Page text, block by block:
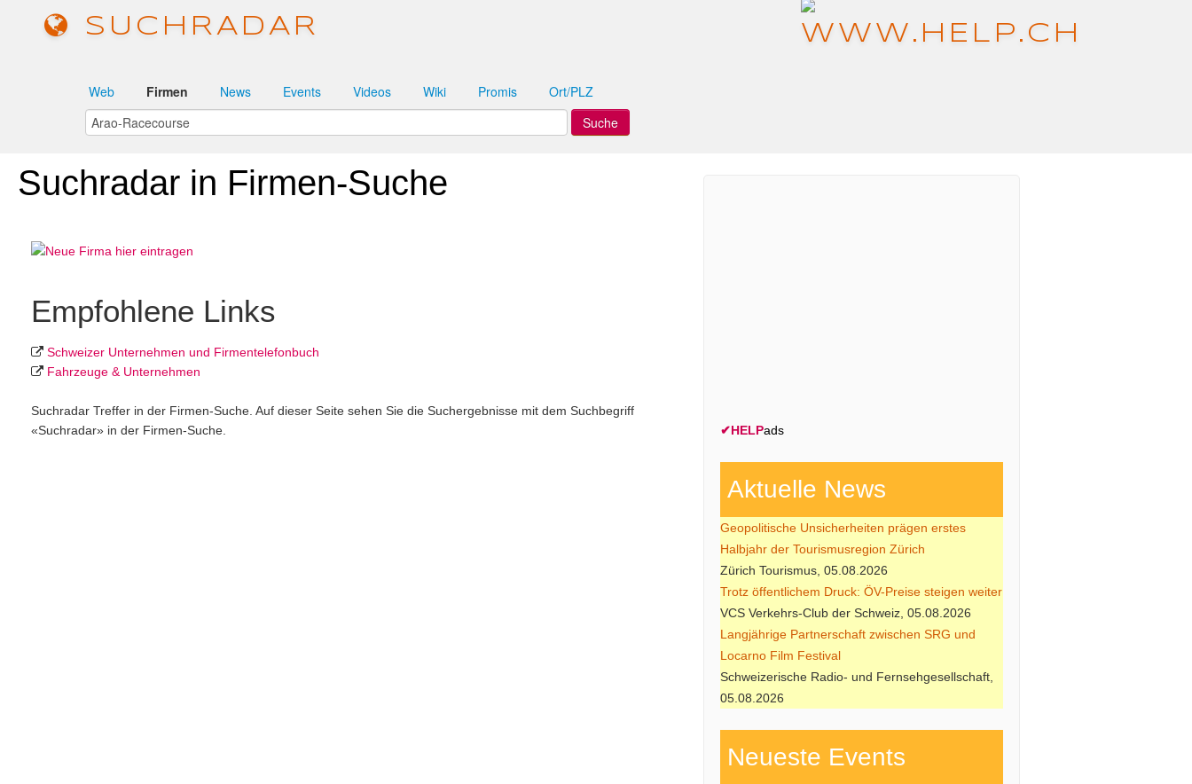
SUCHRADAR
Web Firmen News Events Videos Wiki Promis Ort/PLZ
Suchradar in Firmen-Suche
Empfohlene Links
Schweizer Unternehmen und Firmentelefonbuch
Fahrzeuge & Unternehmen
Suchradar Treffer in der Firmen-Suche. Auf dieser Seite sehen Sie die Suchergebnisse mit dem Suchbegriff
«Suchradar» in der Firmen-Suche.
✔HELPads
Aktuelle News
Geopolitische Unsicherheiten prägen erstes
Halbjahr der Tourismusregion Zürich
Zürich Tourismus, 05.08.2026
Trotz öffentlichem Druck: ÖV-Preise steigen weiter
VCS Verkehrs-Club der Schweiz, 05.08.2026
Langjährige Partnerschaft zwischen SRG und
Locarno Film Festival
Schweizerische Radio- und Fernsehgesellschaft,
05.08.2026
Neueste Events